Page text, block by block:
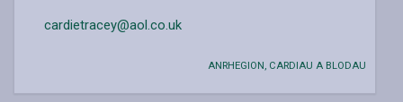
cardietracey@aol.co.uk
ANRHEGION, CARDIAU A BLODAU